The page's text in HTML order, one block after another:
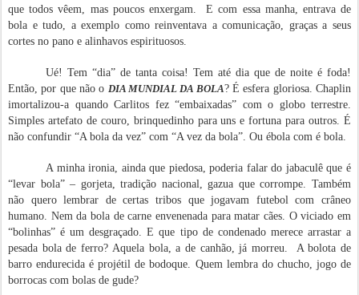
que todos vêem, mas poucos enxergam. E com essa manha, entrava de
bola e tudo, a exemplo como reinventava a comunicação, graças a seus
cortes no pano e alinhavos espirituosos.
Ué! Tem “dia” de tanta coisa! Tem até dia que de noite é foda!
Então, por que não o DIA MUNDIAL DA BOLA? É esfera gloriosa. Chaplin
imortalizou-a quando Carlitos fez “embaixadas” com o globo terrestre.
Simples artefato de couro, brinquedinho para uns e fortuna para outros. É
não confundir “A bola da vez” com “A vez da bola”. Ou ébola com é bola.
A minha ironia, ainda que piedosa, poderia falar do jabaculê que é
“levar bola” – gorjeta, tradição nacional, gazua que corrompe. Também
não quero lembrar de certas tribos que jogavam futebol com crâneo
humano. Nem da bola de carne envenenada para matar cães. O viciado em
“bolinhas” é um desgraçado. E que tipo de condenado merece arrastar a
pesada bola de ferro? Aquela bola, a de canhão, já morreu. A bolota de
barro endurecida é projétil de bodoque. Quem lembra do chucho, jogo de
borrocas com bolas de gude?